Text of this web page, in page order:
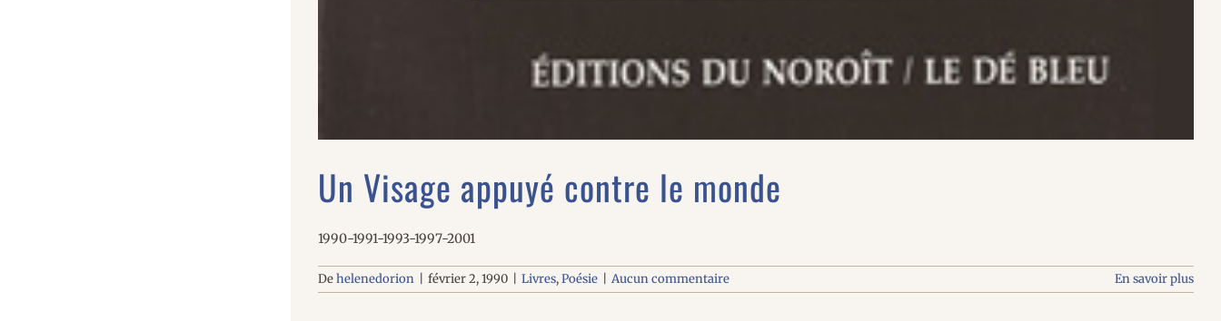
Un Visage appuyé contre le monde
1990-1991-1993-1997-2001
Dehelenedorion février 2, 1990 Livres,Poésie Aucun commentaire En savoir plus